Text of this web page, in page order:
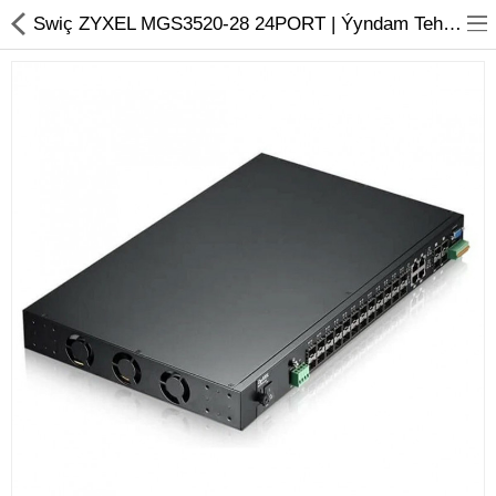
Monobloklar
Kompýuter düzüjiler
Monitorlar
Kompýuter aksesuarlary
Swiç ZYXEL MGS3520-28 24PORT | Ýyndam Tehnika Dünýäsi